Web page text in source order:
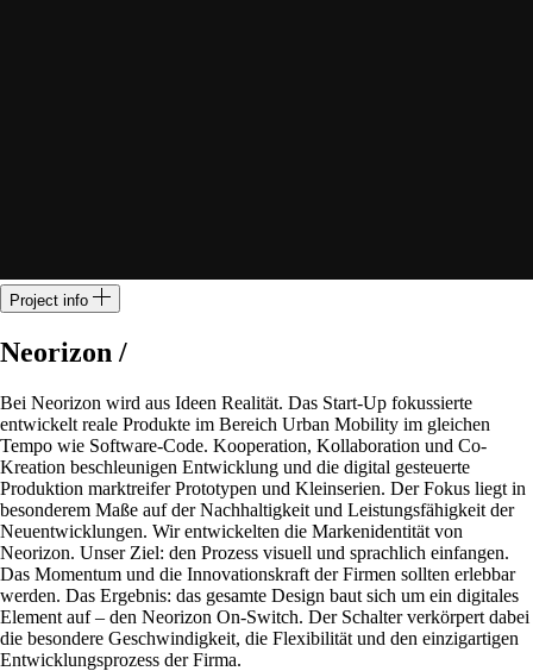
Project info
Neorizon /
Bei Neorizon wird aus Ideen Realität. Das Start-Up fokussierte
entwickelt reale Produkte im Bereich Urban Mobility im gleichen
Tempo wie Software-Code. Kooperation, Kollaboration und Co-
Kreation beschleunigen Entwicklung und die digital gesteuerte
Produktion marktreifer Prototypen und Kleinserien. Der Fokus liegt in
besonderem Maße auf der Nachhaltigkeit und Leistungsfähigkeit der
Neuentwicklungen. Wir entwickelten die Markenidentität von
Neorizon. Unser Ziel: den Prozess visuell und sprachlich einfangen.
Das Momentum und die Innovationskraft der Firmen sollten erlebbar
werden. Das Ergebnis: das gesamte Design baut sich um ein digitales
Element auf – den Neorizon On-Switch. Der Schalter verkörpert dabei
die besondere Geschwindigkeit, die Flexibilität und den einzigartigen
Entwicklungsprozess der Firma.